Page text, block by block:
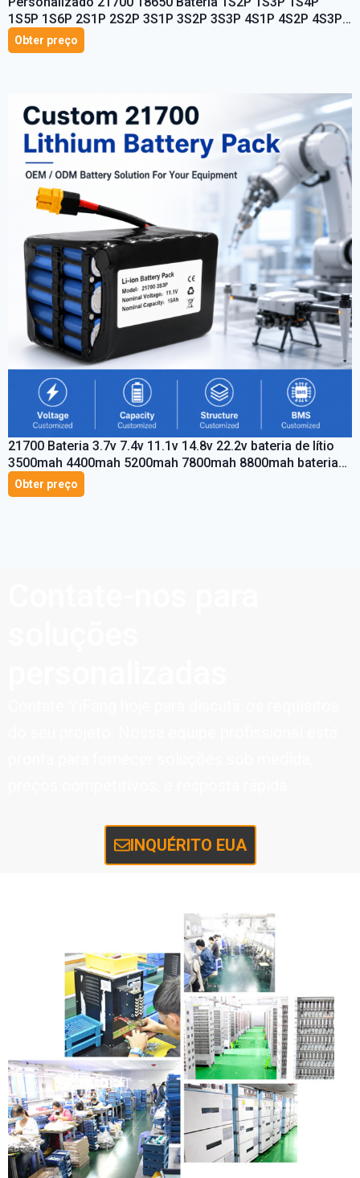
1S5P 1S6P 2S1P 2S2P 3S1P 3S2P 3S3P 4S1P 4S2P 4S3P
4S4P Bateria 3.7V 7.4V 11.1V
Obter preço
21700 Bateria 3.7v 7.4v 11.1v 14.8v 22.2v bateria de lítio
3500mah 4400mah 5200mah 7800mah 8800mah bateria
de íon de lítio
Obter preço
INQUÉRITO EUA